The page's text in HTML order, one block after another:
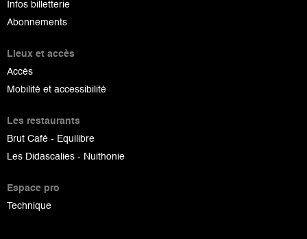
Infos billetterie
Abonnements
Lieux et accès
Accès
Mobilité et accessibilité
Les restaurants
Brut Café - Equilibre
Les Didascalies - Nuithonie
Espace pro
Technique